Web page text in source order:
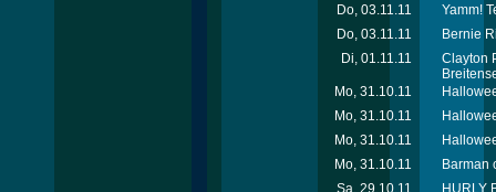
Do, 03.11.11
Yamm!
Do, 03.11.11
Bernie
Di, 01.11.11
Clayton
Mo, 31.10.11
Mo, 31.10.11
Mo, 31.10.11
Mo, 31.10.11
Barman
Sa, 29.10.11
HURLY